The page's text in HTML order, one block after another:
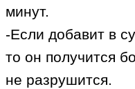
минут.
-Если добавит в
то он получится
не разрушится.